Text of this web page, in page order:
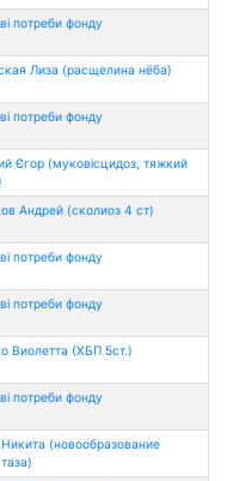
потреби фонду
Лиза (расщелина нёба)
потреби фонду
Єгор (муковісцидоз, тяжкий
Андрей (сколиоз 4 ст)
потреби фонду
потреби фонду
Виолетта (ХБП 5ст.)
потреби фонду
(новообразование